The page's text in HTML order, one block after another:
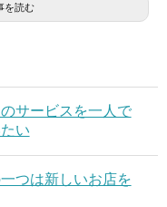
を読む
サービスを一人で
い
つは新しいお店を